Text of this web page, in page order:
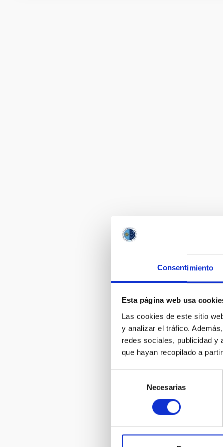
Consentimiento
Esta página web usa
Las cookies de este sitio
y analizar el tráfico.
redes sociales, publicidad y
que hayan recopilado a
consentimiento
Necesarias